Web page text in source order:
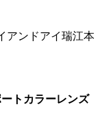
アンドアイ瑞江本
トカラーレンズ